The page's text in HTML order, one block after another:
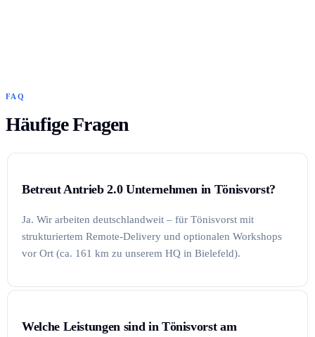
FAQ
Häufige Fragen
Betreut Antrieb 2.0 Unternehmen in Tönisvorst?
Ja. Wir arbeiten deutschlandweit – für Tönisvorst mit
strukturiertem Remote-Delivery und optionalen Workshops
vor Ort (ca. 161 km zu unserem HQ in Bielefeld).
Welche Leistungen sind in Tönisvorst am